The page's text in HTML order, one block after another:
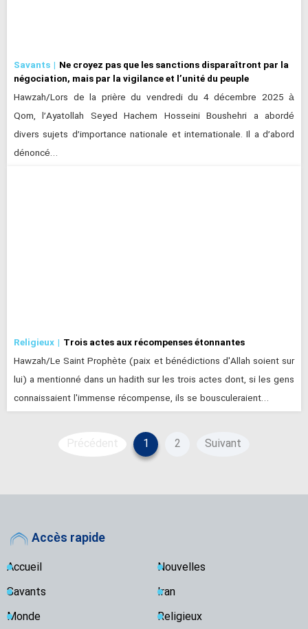
Savants
Ne croyez pas que les sanctions disparaîtront par la
négociation, mais par la vigilance et l’unité du peuple
Hawzah/Lors de la prière du vendredi du 4 décembre 2025 à
Qom, l’Ayatollah Seyed Hachem Hosseini Boushehri a abordé
divers sujets d’importance nationale et internationale. Il a d’abord
dénoncé…
Religieux Trois actes aux récompenses étonnantes
Hawzah/Le Saint Prophète (paix et bénédictions d'Allah soient sur
lui) a mentionné dans un hadith sur les trois actes dont, si les gens
connaissaient l'immense récompense, ils se bousculeraient…
Précédent 1 2 Suivant
Accès rapide
Accueil
Nouvelles
Savants
Iran
Monde
Religieux